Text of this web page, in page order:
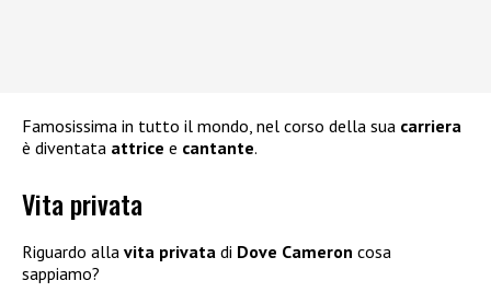
Famosissima in tutto il mondo, nel corso della sua carriera
è diventata attrice e cantante.
Vita privata
Riguardo alla vita privata di Dove Cameron cosa
sappiamo?